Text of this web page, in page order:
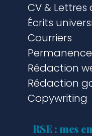
CV &
Écrits
Courriers
Rédaction
Rédaction
Copywriting
RSE : mes